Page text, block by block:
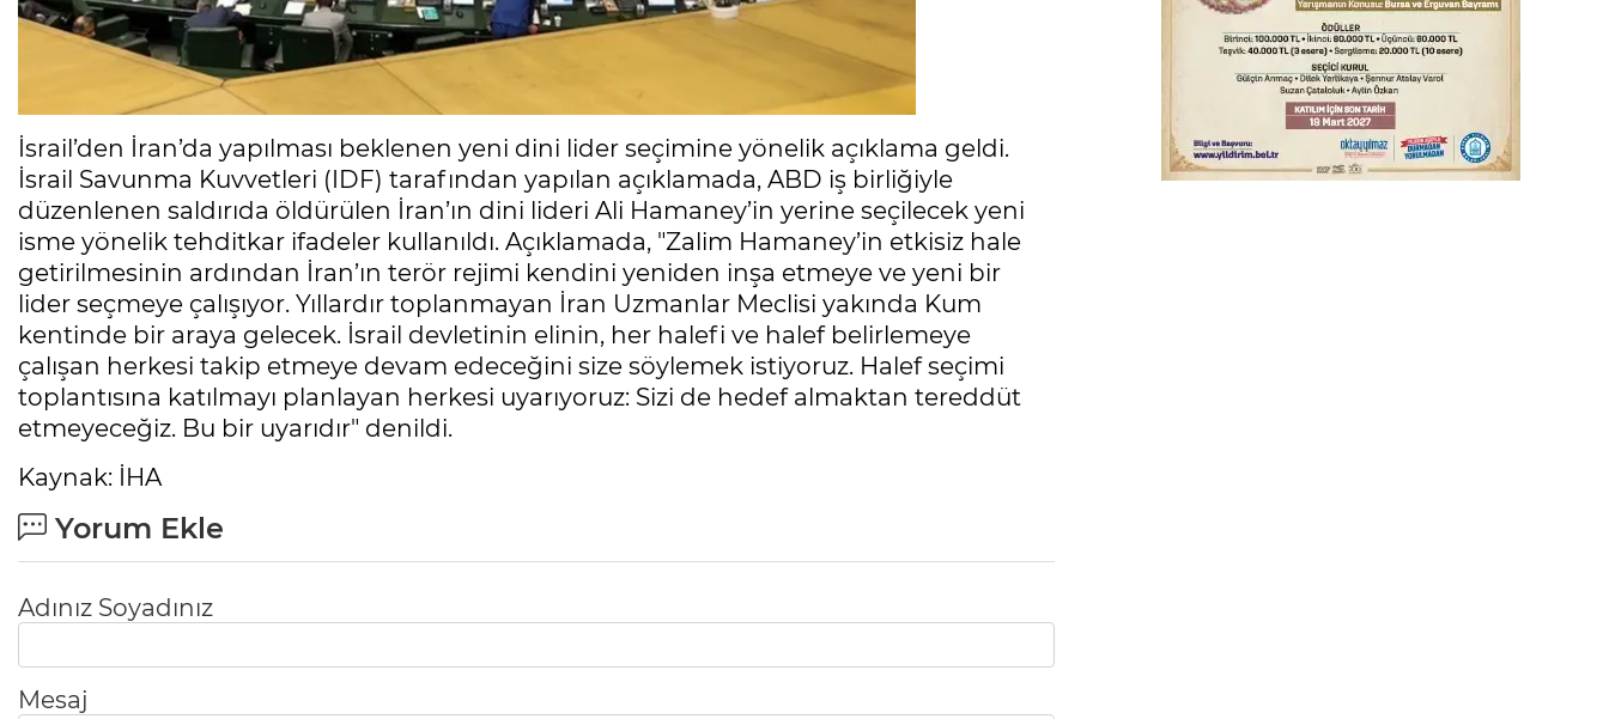
İsrail’den İran’da yapılması beklenen yeni dini lider seçimine yönelik açıklama geldi.
İsrail Savunma Kuvvetleri (IDF) tarafından yapılan açıklamada, ABD iş birliğiyle
düzenlenen saldırıda öldürülen İran’ın dini lideri Ali Hamaney’in yerine seçilecek yeni
isme yönelik tehditkar ifadeler kullanıldı. Açıklamada, "Zalim Hamaney’in etkisiz hale
getirilmesinin ardından İran’ın terör rejimi kendini yeniden inşa etmeye ve yeni bir
lider seçmeye çalışıyor. Yıllardır toplanmayan İran Uzmanlar Meclisi yakında Kum
kentinde bir araya gelecek. İsrail devletinin elinin, her halefi ve halef belirlemeye
çalışan herkesi takip etmeye devam edeceğini size söylemek istiyoruz. Halef seçimi
toplantısına katılmayı planlayan herkesi uyarıyoruz: Sizi de hedef almaktan tereddüt
etmeyeceğiz. Bu bir uyarıdır" denildi.
Kaynak: İHA
Yorum Ekle
Adınız Soyadınız
Mesaj
Bursa'da Mustafa Keser'den müzik ve
kahkaha dolu gece
Bursa'da binlerce kişi meteor yağmuru
için bir araya geldi